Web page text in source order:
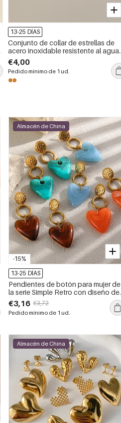
13-25 DÍAS
Conjunto de collar de estrellas de
acero inoxidable resistente al agua
en color dorado
€4,00
Pedido mínimo de 1 ud.
-15%
Almacén de China
13-25 DÍAS
Pendientes de botón para mujer de
la serie Simple Retro con diseño de
corazón y martillo, de acero
inoxidable, resistentes al agua y
color dorado.
€3,16 €3,72
Pedido mínimo de 1 ud.
Almacén de China